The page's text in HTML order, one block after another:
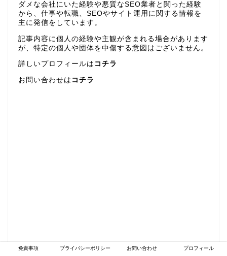
ダメな会社にいた経験や悪質なSEO業者と関った経験
から、仕事や転職、SEOやサイト運用に関する情報を
主に発信をしています。
記事内容に個人の経験や主観が含まれる場合があります
が、特定の個人や団体を中傷する意図はございません。
詳しいプロフィールは コチラ
お問い合わせは コチラ
免責事項 プライバシーポリシー お問い合わせ プロフィール